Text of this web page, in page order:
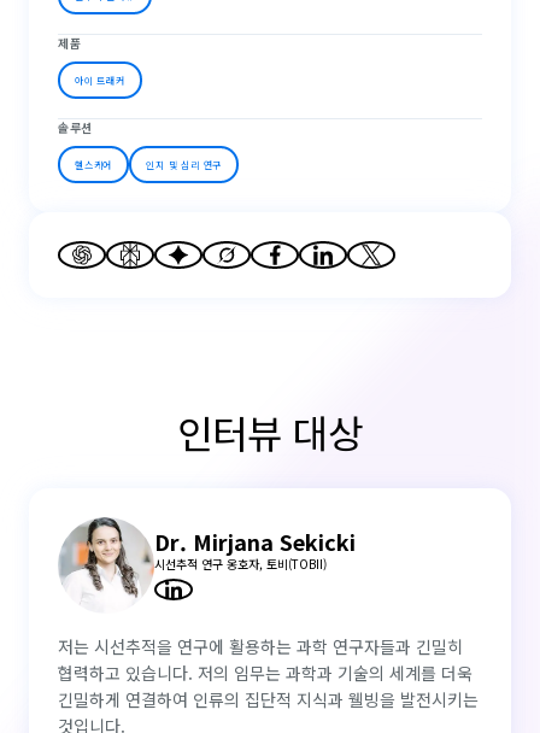
제품
아이 트래커
솔루션
헬스케어 인지 및 심리 연구
인터뷰 대상
Dr. Mirjana Sekicki
시선추적 연구 옹호자, 토비(TOBII)
저는 시선추적을 연구에 활용하는 과학 연구자들과 긴밀히
협력하고 있습니다. 저의 임무는 과학과 기술의 세계를 더욱
긴밀하게 연결하여 인류의 집단적 지식과 웰빙을 발전시키는
것입니다.